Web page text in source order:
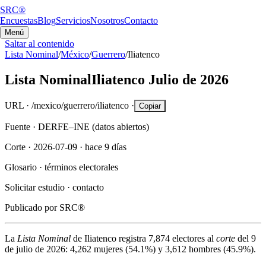
SRC®
EncuestasBlogServiciosNosotrosContacto
Menú
Saltar al contenido
Lista Nominal/México/Guerrero/Iliatenco
Lista NominalIliatenco Julio de 2026
URL · /mexico/guerrero/iliatenco · Copiar
Fuente · DERFE–INE (datos abiertos)
Corte · 2026-07-09 · hace 9 días
Glosario · términos electorales
Solicitar estudio · contacto
Publicado por SRC®
La Lista Nominal de Iliatenco registra 7,874 electores al corte del 9
de julio de 2026: 4,262 mujeres (54.1%) y 3,612 hombres (45.9%).